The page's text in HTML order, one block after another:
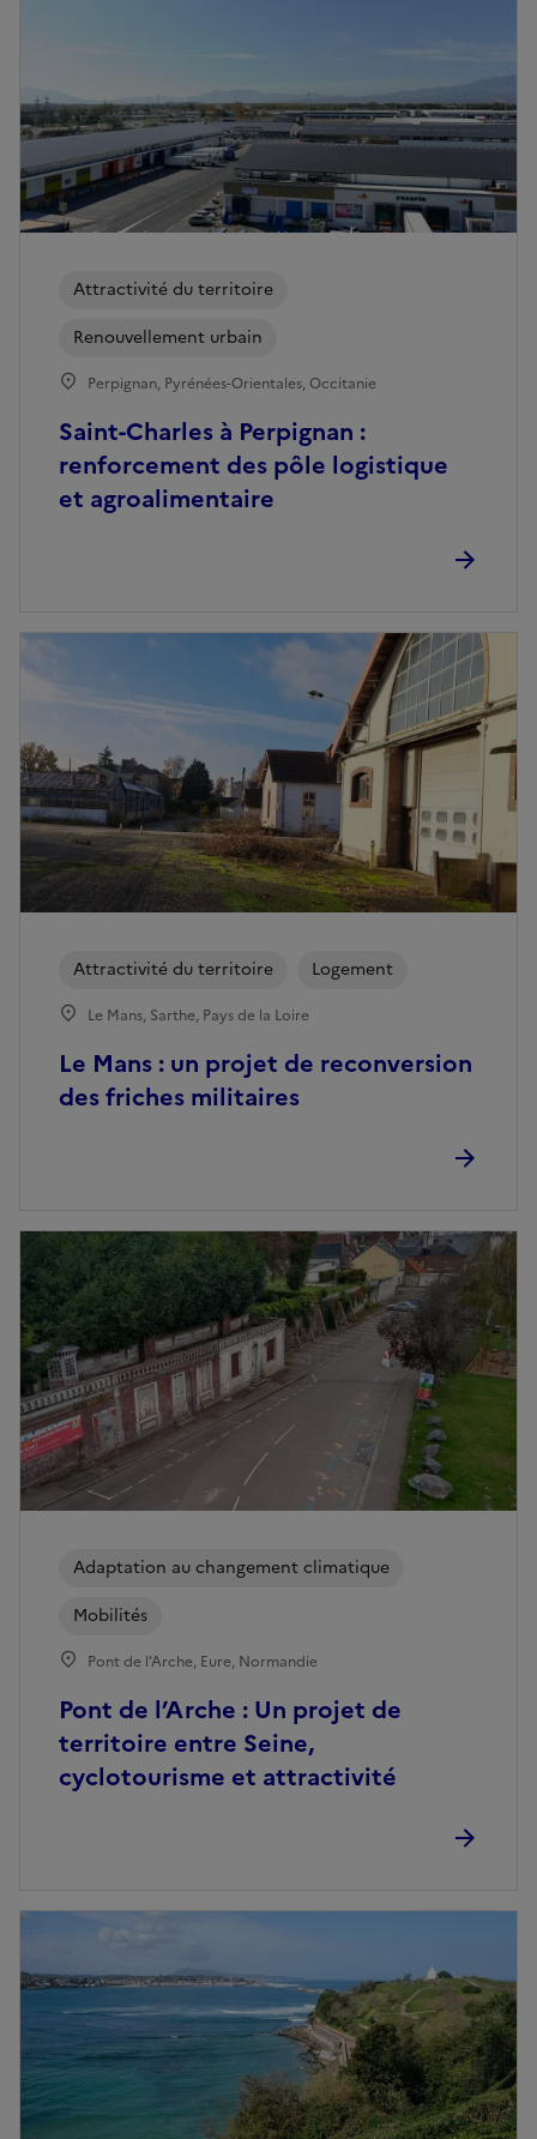
Saint-Charles à Perpignan :
renforcement des pôle logistique
et agroalimentaire
Attractivité du territoire
Renouvellement urbain
Perpignan, Pyrénées-Orientales, Occitanie
Le Mans : un projet de reconversion
des friches militaires
Attractivité du territoire Logement
Le Mans, Sarthe, Pays de la Loire
Pont de l’Arche : Un projet de
territoire entre Seine,
cyclotourisme et attractivité
Adaptation au changement climatique
Mobilités
Pont de l'Arche, Eure, Normandie